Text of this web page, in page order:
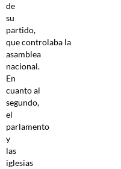
de
su
partido,
que controlaba la
asamblea
nacional.
En
cuanto al
segundo,
el
parlamento
y
las
iglesias